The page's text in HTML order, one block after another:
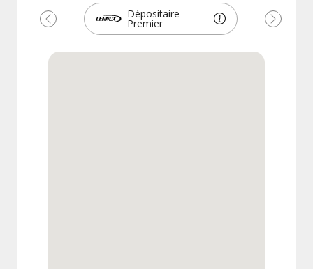
Dépositaire
Premier
Précédent Suivant